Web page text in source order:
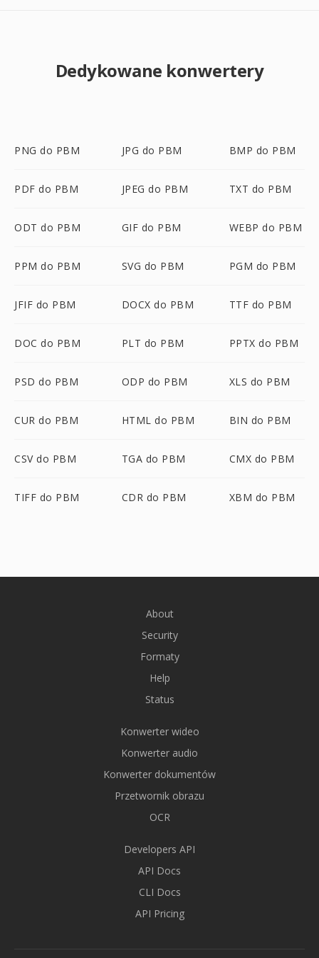
Dedykowane konwertery
PNG do PBM JPG do PBM BMP do PBM
PDF do PBM JPEG do PBM TXT do PBM
ODT do PBM GIF do PBM WEBP do PBM
PPM do PBM SVG do PBM PGM do PBM
JFIF do PBM DOCX do PBM TTF do PBM
DOC do PBM PLT do PBM PPTX do PBM
PSD do PBM ODP do PBM XLS do PBM
CUR do PBM HTML do PBM BIN do PBM
CSV do PBM TGA do PBM CMX do PBM
TIFF do PBM CDR do PBM XBM do PBM
About
Security
Formaty
Help
Status
Konwerter wideo
Konwerter audio
Konwerter dokumentów
Przetwornik obrazu
OCR
Developers API
API Docs
CLI Docs
API Pricing